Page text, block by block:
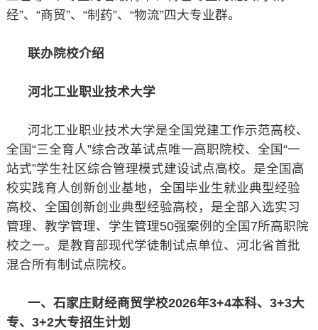
经”、“商贸”、“制药”、“物流”四大专业群。
联办院校介绍
河北工业职业技术大学
河北工业职业技术大学是全国党建工作示范高校、
全国“三全育人”综合改革试点唯一高职院校、全国“一
站式”学生社区综合管理模式建设试点高校。是全国高
校实践育人创新创业基地，全国毕业生就业典型经验
高校、全国创新创业典型经验高校，是全部入选实习
管理、教学管理、学生管理50强案例的全国7所高职院
校之一。是教育部现代学徒制试点单位、河北省首批
混合所有制试点院校。
一、石家庄财经商贸学校2026年3+4本科、3+3大
专、3+2大专招生计划